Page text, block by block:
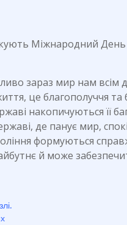
Міжнародний
зараз мир нам всім
це благополуччя та
накопичуються її
де панує мир,
формуються
й може